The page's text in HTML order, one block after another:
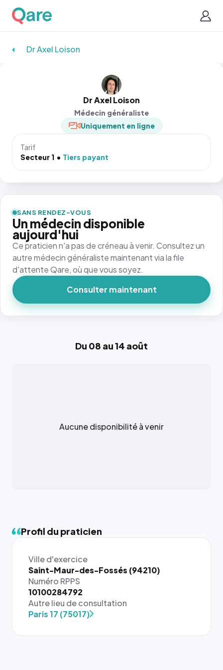
Dr Axel Loison
Dr Axel Loison
Médecin généraliste
Uniquement en ligne
Tarif
Secteur 1
Tiers payant
Du 08 au 14 août
Aucune disponibilité à venir
Profil du praticien
Ville d'exercice
Saint-Maur-des-Fossés (94210)
Numéro RPPS
10100284792
Autre lieu de consultation
Paris 17 (75017)
SANS RENDEZ-VOUS
Un médecin disponible
aujourd'hui
Ce praticien n'a pas de créneau à venir. Consultez un
autre médecin généraliste maintenant via la file
d'attente Qare, où que vous soyez.
Consulter maintenant
{# 40×40
: la taille
rendue par
`.profile-